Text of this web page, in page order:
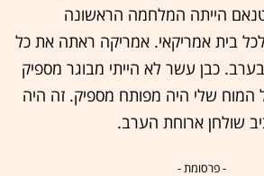
וייטנאם הייתה המלחמה הראשונה
לכל בית אמריקאי. אמריקה ראתה את כל
זה בסלון ב-6 וב-11 בערב. כבן עשר לא הייתי מבוגר מספיק
המוח שלי היה מפותח מספיק. זה היה
שולחן ארוחת הערב.
- פרסומת -